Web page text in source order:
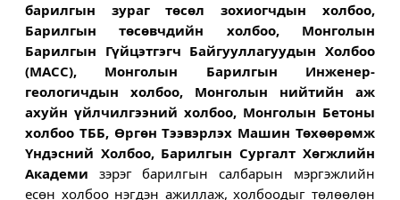
барилгын зураг төсөл зохиогчдын холбоо,
Барилгын төсөвчдийн холбоо, Монголын
Барилгын Гүйцэтгэгч Байгууллагуудын Холбоо
(MACC), Монголын Барилгын Инженер-
геологичдын холбоо, Монголын нийтийн аж
ахуйн үйлчилгээний холбоо, Монголын Бетоны
холбоо ТББ, Өргөн Тээвэрлэх Машин Төхөөрөмж
Үндэсний Холбоо, Барилгын Сургалт Хөгжлийн
Академи зэрэг барилгын салбарын мэргэжлийн